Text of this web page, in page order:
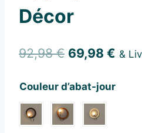
Décor
92,98€ Le
initial
était :
69,98 € Le
&
Couleur d’abat-jour